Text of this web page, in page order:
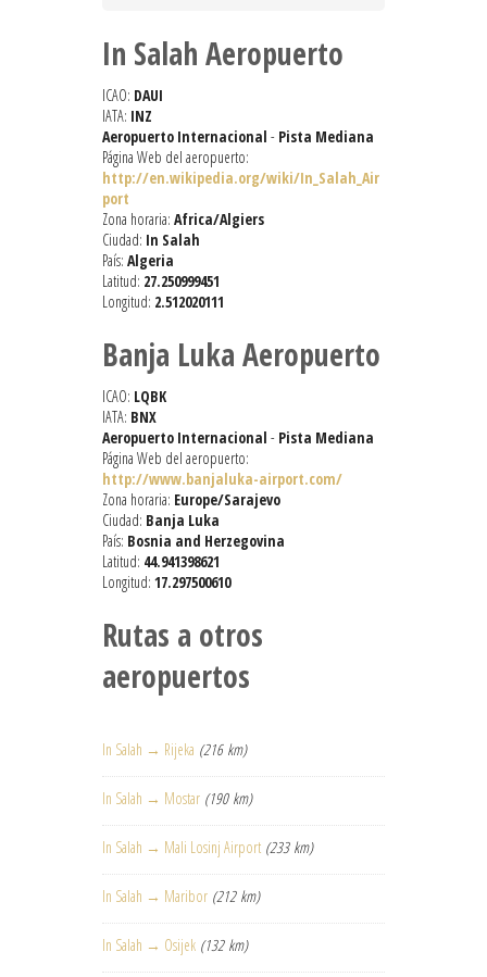
In Salah Aeropuerto
ICAO: DAUI
IATA: INZ
Aeropuerto Internacional - Pista Mediana
Página Web del aeropuerto:
http://en.wikipedia.org/wiki/In_Salah_Air
port
Zona horaria: Africa/Algiers
Ciudad: In Salah
País: Algeria
Latitud: 27.250999451
Longitud: 2.512020111
Banja Luka Aeropuerto
ICAO: LQBK
IATA: BNX
Aeropuerto Internacional - Pista Mediana
Página Web del aeropuerto:
http://www.banjaluka-airport.com/
Zona horaria: Europe/Sarajevo
Ciudad: Banja Luka
País: Bosnia and Herzegovina
Latitud: 44.941398621
Longitud: 17.297500610
Rutas a otros
aeropuertos
In Salah → Rijeka (216 km)
In Salah → Mostar (190 km)
In Salah → Mali Losinj Airport (233 km)
In Salah → Maribor (212 km)
In Salah → Osijek (132 km)